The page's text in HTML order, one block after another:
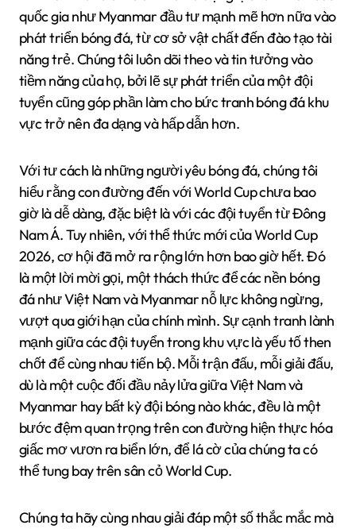
quốc gia như Myanmar đầu tư mạnh mẽ hơn nữa vào
phát triển bóng đá, từ cơ sở vật chất đến đào tạo tài
năng trẻ. Chúng tôi luôn dõi theo và tin tưởng vào
tiềm năng của họ, bởi lẽ sự phát triển của một đội
tuyển cũng góp phần làm cho bức tranh bóng đá khu
vực trở nên đa dạng và hấp dẫn hơn.
Với tư cách là những người yêu bóng đá, chúng tôi
hiểu rằng con đường đến với World Cup chưa bao
giờ là dễ dàng, đặc biệt là với các đội tuyển từ Đông
Nam Á. Tuy nhiên, với thể thức mới của World Cup
2026, cơ hội đã mở ra rộng lớn hơn bao giờ hết. Đó
là một lời mời gọi, một thách thức để các nền bóng
đá như Việt Nam và Myanmar nỗ lực không ngừng,
vượt qua giới hạn của chính mình. Sự cạnh tranh lành
mạnh giữa các đội tuyển trong khu vực là yếu tố then
chốt để cùng nhau tiến bộ. Mỗi trận đấu, mỗi giải đấu,
dù là một cuộc đối đầu nảy lửa giữa Việt Nam và
Myanmar hay bất kỳ đội bóng nào khác, đều là một
bước đệm quan trọng trên con đường hiện thực hóa
giấc mơ vươn ra biển lớn, để lá cờ của chúng ta có
thể tung bay trên sân cỏ World Cup.
Chúng ta hãy cùng nhau giải đáp một số thắc mắc mà